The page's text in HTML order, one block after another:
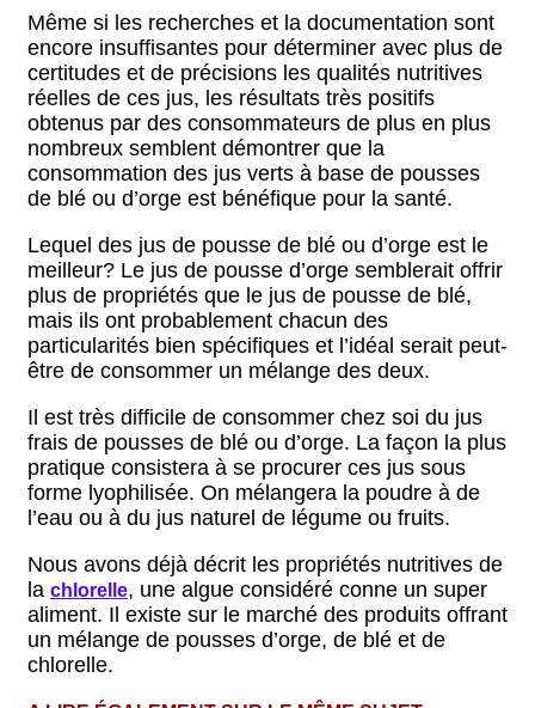
Même si les recherches et la documentation sont
encore insuffisantes pour déterminer avec plus de
certitudes et de précisions les qualités nutritives
réelles de ces jus, les résultats très positifs
obtenus par des consommateurs de plus en plus
nombreux semblent démontrer que la
consommation des jus verts à base de pousses
de blé ou d’orge est bénéfique pour la santé.
Lequel des jus de pousse de blé ou d’orge est le
meilleur? Le jus de pousse d’orge semblerait offrir
plus de propriétés que le jus de pousse de blé,
mais ils ont probablement chacun des
particularités bien spécifiques et l’idéal serait peut-
être de consommer un mélange des deux.
Il est très difficile de consommer chez soi du jus
frais de pousses de blé ou d’orge. La façon la plus
pratique consistera à se procurer ces jus sous
forme lyophilisée. On mélangera la poudre à de
l’eau ou à du jus naturel de légume ou fruits.
Nous avons déjà décrit les propriétés nutritives de
la chlorelle, une algue considéré conne un super
aliment. Il existe sur le marché des produits offrant
un mélange de pousses d’orge, de blé et de
chlorelle.